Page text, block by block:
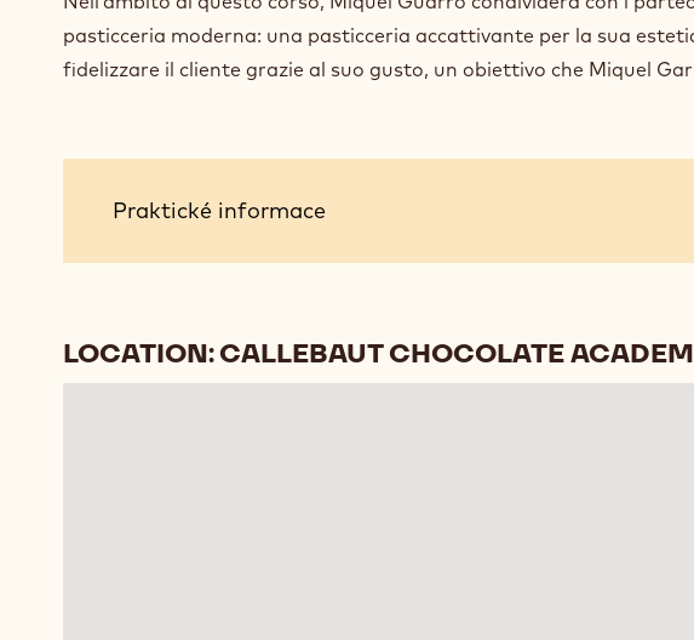
pasticceria moderna: una pasticceria accattivante per la sua
fidelizzare il cliente grazie al suo gusto, un obiettivo che Miquel
Praktické
Praktické informace
LOCATION: CALLEBAUT CHOCOLATE